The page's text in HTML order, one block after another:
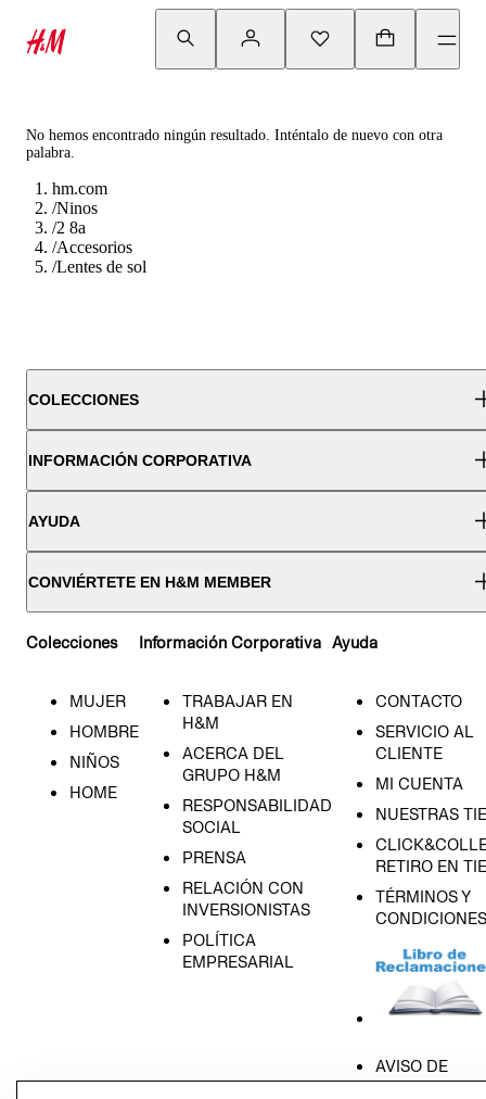
No hemos encontrado ningún resultado. Inténtalo de nuevo con otra
palabra.
hm.com
/Ninos
/2 8a
/Accesorios
/Lentes de sol
COLECCIONES
INFORMACIÓN CORPORATIVA
AYUDA
CONVIÉRTETE EN H&M MEMBER
Colecciones
MUJER
HOMBRE
NIÑOS
HOME
Información Corporativa
TRABAJAR EN
H&M
ACERCA DEL
GRUPO H&M
RESPONSABILIDAD
SOCIAL
PRENSA
RELACIÓN CON
INVERSIONISTAS
POLÍTICA
EMPRESARIAL
Ayuda
CONTACTO
SERVICIO AL
CLIENTE
MI CUENTA
NUESTRAS
RETIRO EN
TÉRMINOS Y
CONDICIONES
AVISO DE
PRIVACIDAD